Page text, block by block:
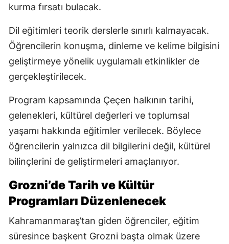
kurma fırsatı bulacak.
Dil eğitimleri teorik derslerle sınırlı kalmayacak.
Öğrencilerin konuşma, dinleme ve kelime bilgisini
geliştirmeye yönelik uygulamalı etkinlikler de
gerçekleştirilecek.
Program kapsamında Çeçen halkının tarihi,
gelenekleri, kültürel değerleri ve toplumsal
yaşamı hakkında eğitimler verilecek. Böylece
öğrencilerin yalnızca dil bilgilerini değil, kültürel
bilinçlerini de geliştirmeleri amaçlanıyor.
Grozni’de Tarih ve Kültür
Programları Düzenlenecek
Kahramanmaraş’tan giden öğrenciler, eğitim
süresince başkent Grozni başta olmak üzere